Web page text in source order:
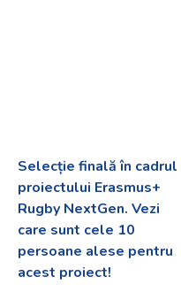
Selecție finală în cadrul
proiectului Erasmus+
Rugby NextGen. Vezi
care sunt cele 10
persoane alese pentru
acest proiect!